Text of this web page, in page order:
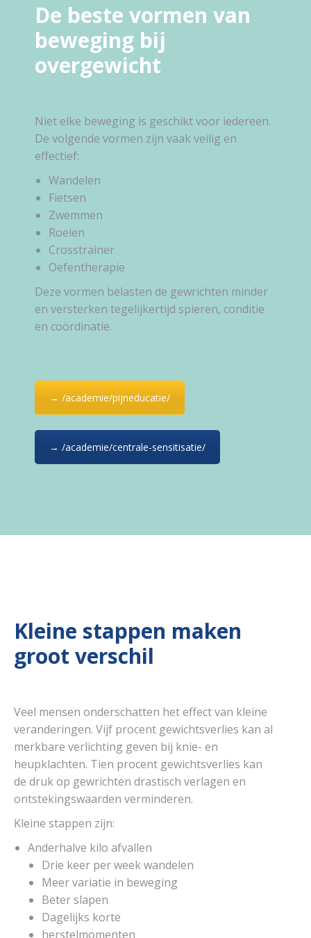
De beste vormen van
beweging bij
overgewicht
Niet elke beweging is geschikt voor iedereen.
De volgende vormen zijn vaak veilig en
effectief:
Wandelen
Fietsen
Zwemmen
Roeien
Crosstrainer
Oefentherapie
Deze vormen belasten de gewrichten minder
en versterken tegelijkertijd spieren, conditie
en coördinatie.
→ /academie/pijneducatie/
→ /academie/centrale-sensitisatie/
Kleine stappen maken
groot verschil
Veel mensen onderschatten het effect van kleine
veranderingen. Vijf procent gewichtsverlies kan al
merkbare verlichting geven bij knie- en
heupklachten. Tien procent gewichtsverlies kan
de druk op gewrichten drastisch verlagen en
ontstekingswaarden verminderen.
Kleine stappen zijn:
Anderhalve kilo afvallen
Drie keer per week wandelen
Meer variatie in beweging
Beter slapen
Dagelijks korte
herstelmomenten